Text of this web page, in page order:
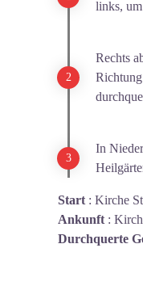
links,
Rechts
In
Start : Kirche
Ankunft :
Durchquerte